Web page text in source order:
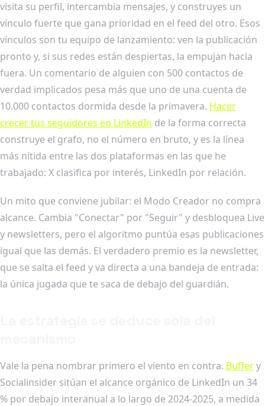
visita su perfil, intercambia mensajes, y construyes un
vínculo fuerte que gana prioridad en el feed del otro. Esos
vínculos son tu equipo de lanzamiento: ven la publicación
pronto y, si sus redes están despiertas, la empujan hacia
fuera. Un comentario de alguien con 500 contactos de
verdad implicados pesa más que uno de una cuenta de
10.000 contactos dormida desde la primavera. Hacer
crecer tus seguidores en LinkedIn de la forma correcta
construye el grafo, no el número en bruto, y es la línea
más nítida entre las dos plataformas en las que he
trabajado: X clasifica por interés, LinkedIn por relación.
Un mito que conviene jubilar: el Modo Creador no compra
alcance. Cambia "Conectar" por "Seguir" y desbloquea Live
y newsletters, pero el algoritmo puntúa esas publicaciones
igual que las demás. El verdadero premio es la newsletter,
que se salta el feed y va directa a una bandeja de entrada:
la única jugada que te saca de debajo del guardián.
Vale la pena nombrar primero el viento en contra. Buffery
Socialinsider sitúan el alcance orgánico de LinkedIn un 34
% por debajo interanual a lo largo de 2024-2025, a medida